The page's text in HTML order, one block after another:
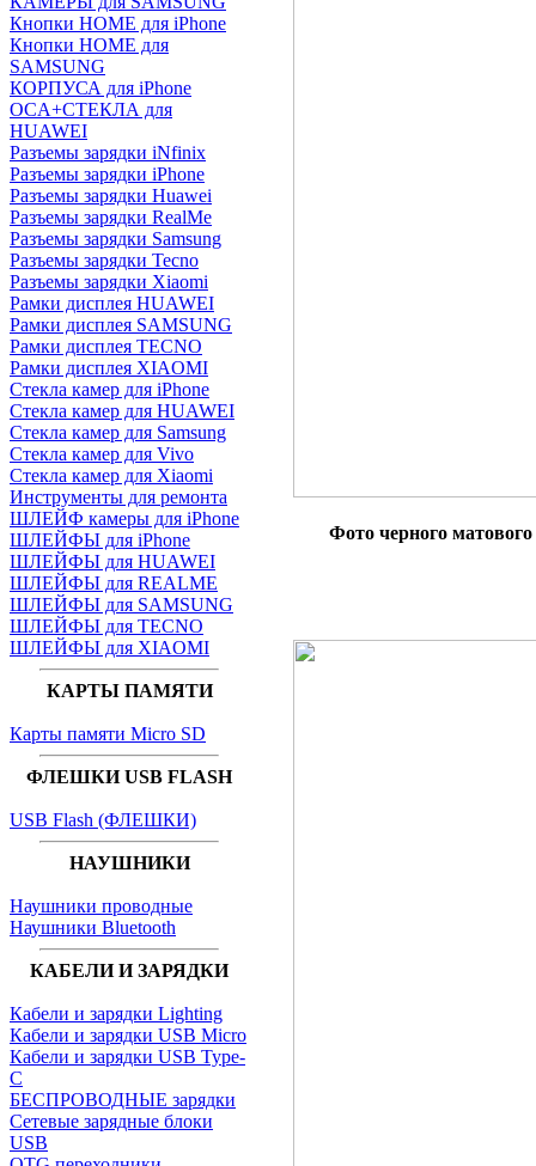
Кнопки HOME для iPhone
Кнопки HOME для
SAMSUNG
КОРПУСА для iPhone
OCA+СТЕКЛА для
HUAWEI
Разъемы зарядки iNfinix
Разъемы зарядки iPhone
Разъемы зарядки Huawei
Разъемы зарядки RealMe
Разъемы зарядки Samsung
Разъемы зарядки Tecno
Разъемы зарядки Xiaomi
Рамки дисплея HUAWEI
Рамки дисплея SAMSUNG
Рамки дисплея TECNO
Рамки дисплея XIAOMI
Стекла камер для iPhone
Стекла камер для HUAWEI
Стекла камер для Samsung
Стекла камер для Vivo
Стекла камер для Xiaomi
Инструменты для ремонта
ШЛЕЙФ камеры для iPhone
ШЛЕЙФЫ для iPhone
ШЛЕЙФЫ для HUAWEI
ШЛЕЙФЫ для REALME
ШЛЕЙФЫ для SAMSUNG
ШЛЕЙФЫ для TECNO
ШЛЕЙФЫ для XIAOMI
КАРТЫ ПАМЯТИ
Карты памяти Micro SD
ФЛЕШКИ USB FLASH
USB Flash (ФЛЕШКИ)
НАУШНИКИ
Наушники проводные
Наушники Bluetooth
КАБЕЛИ И ЗАРЯДКИ
Кабели и зарядки Lighting
Кабели и зарядки USB Micro
Кабели и зарядки USB Type-
C
БЕСПРОВОДНЫЕ зарядки
Сетевые зарядные блоки
USB
Фото черного